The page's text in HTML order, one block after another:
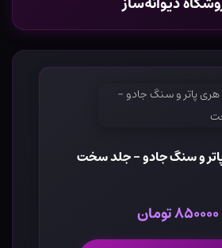
و سنگ جادو - جلد سخت
۸۵۰۰۰۰ تومان